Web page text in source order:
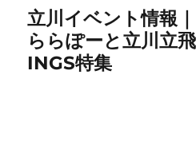
立川イベント情報
ららぽーと立川立
INGS特集